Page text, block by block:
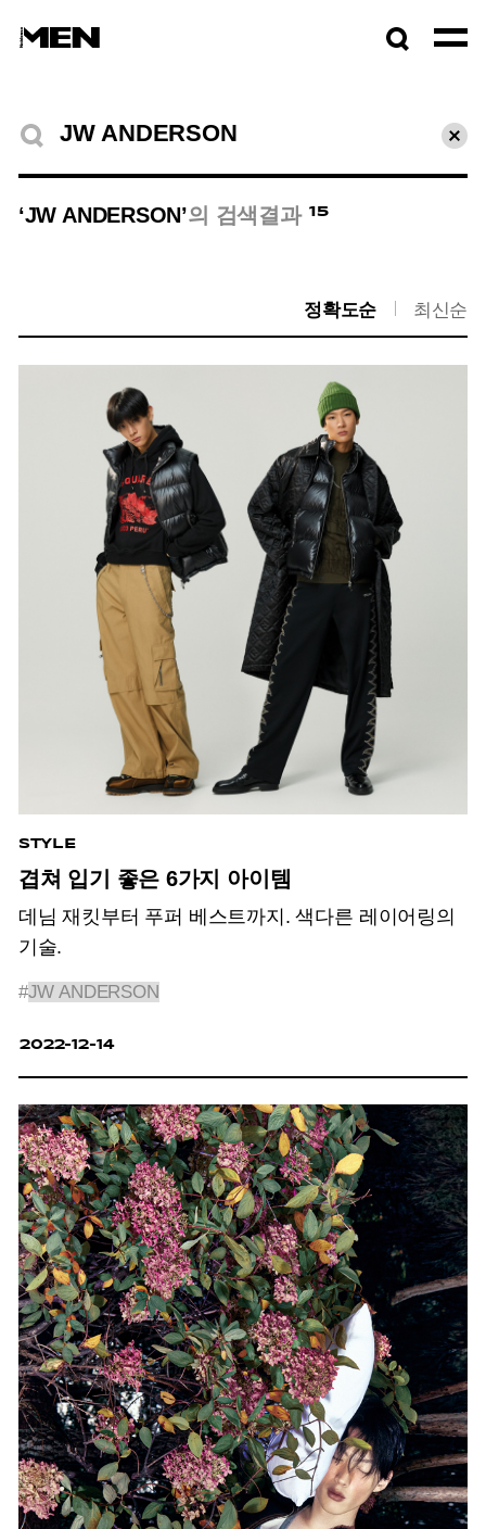
검색결과
초기
‘JW ANDERSON’의 검색결과 15
정확도순 최신순
STYLE
겹쳐 입기 좋은 6가지 아이템
데님 재킷부터 푸퍼 베스트까지. 색다른 레이어링의
기술.
#JW ANDERSON
2022-12-14